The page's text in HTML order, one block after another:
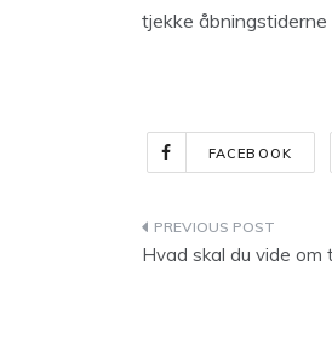
tjekke
FACEBOOK
Hvad skal du vide om